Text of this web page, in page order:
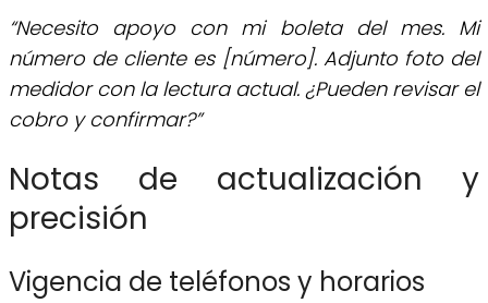
“Necesito apoyo con mi boleta del mes. Mi
número de cliente es [número]. Adjunto foto del
medidor con la lectura actual. ¿Pueden revisar el
cobro y confirmar?”
Notas de actualización y
precisión
Vigencia de teléfonos y horarios